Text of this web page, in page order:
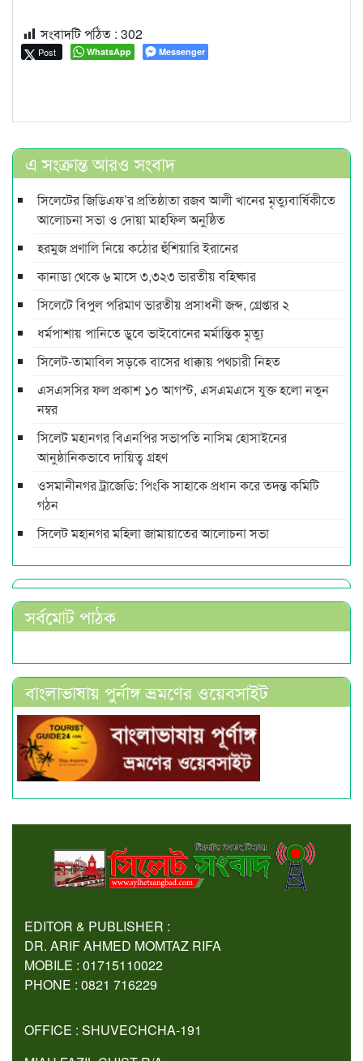
সংবাদটি পঠিত : 302
Post WhatsApp Messenger
এ সংক্রান্ত আরও সংবাদ
সিলেটের জিডিএফ’র প্রতিষ্ঠাতা রজব আলী খানের মৃত্যুবার্ষিকীতে
আলোচনা সভা ও দোয়া মাহফিল অনুষ্ঠিত
হরমুজ প্রণালি নিয়ে কঠোর হুঁশিয়ারি ইরানের
কানাডা থেকে ৬ মাসে ৩,৩২৩ ভারতীয় বহিষ্কার
সিলেটে বিপুল পরিমাণ ভারতীয় প্রসাধনী জব্দ, গ্রেপ্তার ২
ধর্মপাশায় পানিতে ডুবে ভাইবোনের মর্মান্তিক মৃত্যু
সিলেট-তামাবিল সড়কে বাসের ধাক্কায় পথচারী নিহত
এসএসসির ফল প্রকাশ ১০ আগস্ট, এসএমএসে যুক্ত হলো নতুন
নম্বর
সিলেট মহানগর বিএনপির সভাপতি নাসিম হোসাইনের
আনুষ্ঠানিকভাবে দায়িত্ব গ্রহণ
ওসমানীনগর ট্রাজেডি: পিংকি সাহাকে প্রধান করে তদন্ত কমিটি
গঠন
সিলেট মহানগর মহিলা জামায়াতের আলোচনা সভা
সর্বমোট পাঠক
বাংলাভাষায় পুর্নাঙ্গ ভ্রমণের ওয়েবসাইট
EDITOR & PUBLISHER :
DR. ARIF AHMED MOMTAZ RIFA
MOBILE : 01715110022
PHONE : 0821 716229
OFFICE : SHUVECHCHA-191